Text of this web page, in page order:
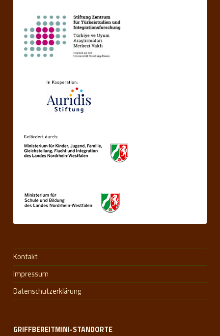
Kontakt
Impressum
Datenschutzerklärung
GRIFFBEREITMINI-STANDORTE